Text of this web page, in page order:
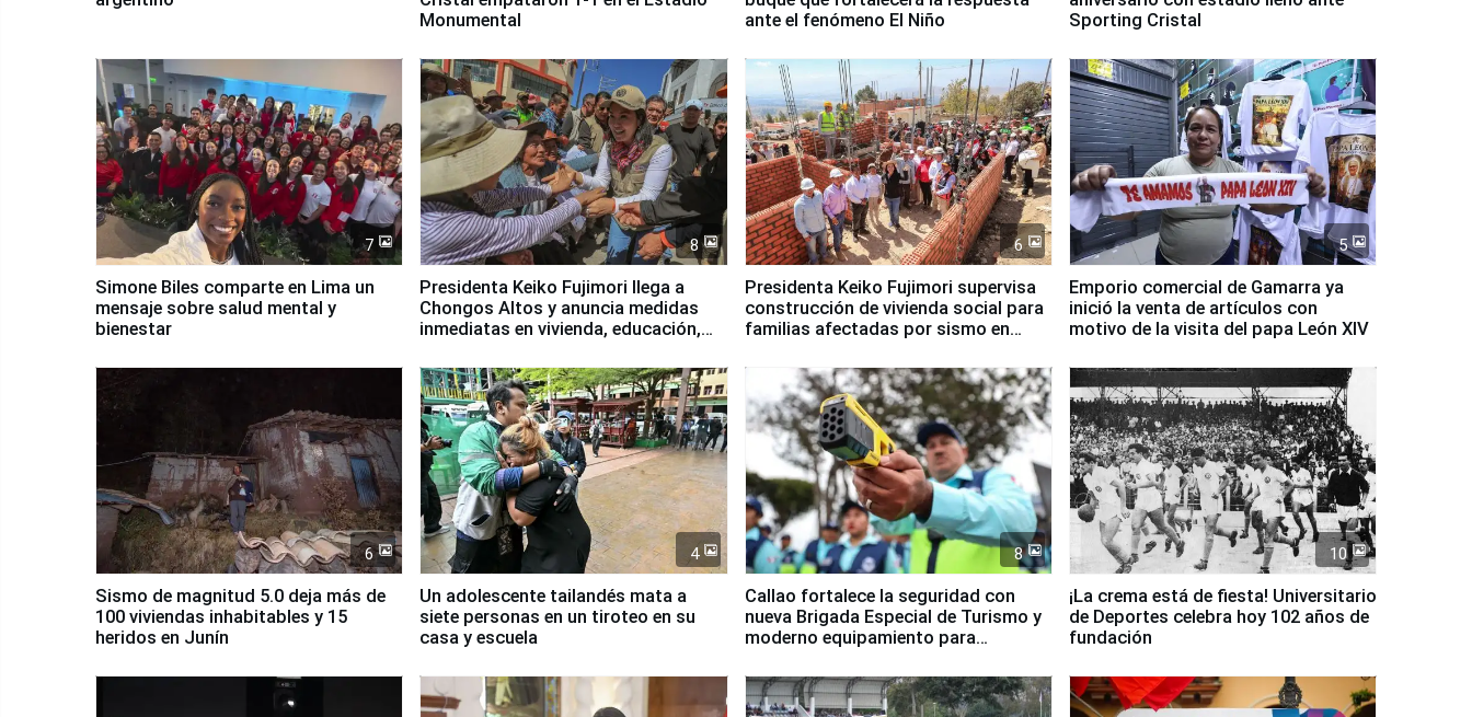
Monumental
ante el fenómeno El Niño
Sporting Cristal
7
Simone Biles comparte en Lima un
mensaje sobre salud mental y
bienestar
8
Presidenta Keiko Fujimori llega a
Chongos Altos y anuncia medidas
inmediatas en vivienda, educación,
6
Presidenta Keiko Fujimori supervisa
construcción de vivienda social para
familias afectadas por sismo en
5
Emporio comercial de Gamarra ya
inició la venta de artículos con
motivo de la visita del papa León XIV
6
Sismo de magnitud 5.0 deja más de
100 viviendas inhabitables y 15
heridos en Junín
4
Un adolescente tailandés mata a
siete personas en un tiroteo en su
casa y escuela
8
Callao fortalece la seguridad con
nueva Brigada Especial de Turismo y
moderno equipamiento para
10
¡La crema está de fiesta! Universitario
de Deportes celebra hoy 102 años de
fundación